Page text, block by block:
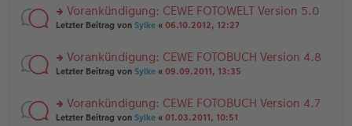
gB
ei
tr
g
es
e
B
ei
g
u
n
es
e
B
ei
rs
u
n
es
e
Vorankündigung: CEWE FOTOWELT Version 5.0
Letzter Beitrag von Sylke « 06.10.2012, 12:27
rs
u
n
Vorankündigung: CEWE FOTOBUCH Version 4.8
Letzter Beitrag von Sylke « 09.09.2011, 13:35
rs
Vorankündigung: CEWE FOTOBUCH Version 4.7
Letzter Beitrag von Sylke « 01.03.2011, 10:51